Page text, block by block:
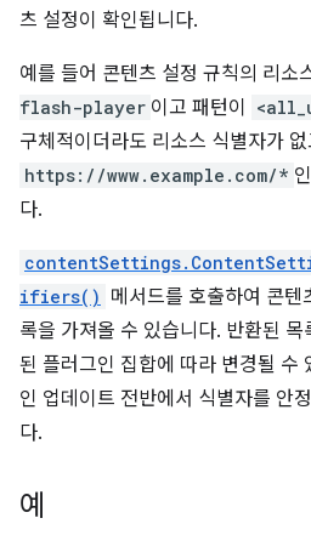
츠 설정이 확인됩니다.
예를 들어 콘텐츠 설정 규칙의 리소
flash-player 이고 패턴이
구체적이더라도 리소스 식별자가 없
https://www.example.com/*
다.
ifiers() 메서드를 호출하여 콘텐
록을 가져올 수 있습니다. 반환된 목
된 플러그인 집합에 따라 변경될
인 업데이트 전반에서 식별자를 안
다.
예